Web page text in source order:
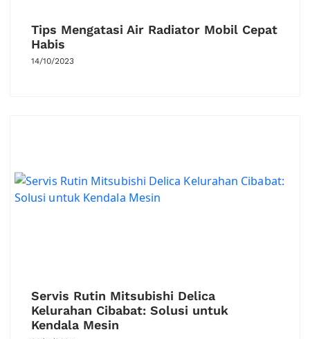
Tips Mengatasi Air Radiator Mobil Cepat
Habis
14/10/2023
Servis Rutin Mitsubishi Delica
Kelurahan Cibabat: Solusi untuk
Kendala Mesin